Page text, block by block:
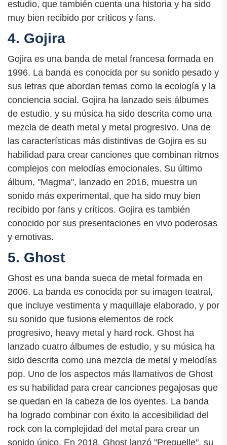
estudio, que también cuenta una historia y ha sido
muy bien recibido por críticos y fans.
4. Gojira
Gojira es una banda de metal francesa formada en
1996. La banda es conocida por su sonido pesado y
sus letras que abordan temas como la ecología y la
conciencia social. Gojira ha lanzado seis álbumes
de estudio, y su música ha sido descrita como una
mezcla de death metal y metal progresivo. Una de
las características más distintivas de Gojira es su
habilidad para crear canciones que combinan ritmos
complejos con melodías emocionales. Su último
álbum, "Magma", lanzado en 2016, muestra un
sonido más experimental, que ha sido muy bien
recibido por fans y críticos. Gojira es también
conocido por sus presentaciones en vivo poderosas
y emotivas.
5. Ghost
Ghost es una banda sueca de metal formada en
2006. La banda es conocida por su imagen teatral,
que incluye vestimenta y maquillaje elaborado, y por
su sonido que fusiona elementos de rock
progresivo, heavy metal y hard rock. Ghost ha
lanzado cuatro álbumes de estudio, y su música ha
sido descrita como una mezcla de metal y melodías
pop. Uno de los aspectos más llamativos de Ghost
es su habilidad para crear canciones pegajosas que
se quedan en la cabeza de los oyentes. La banda
ha logrado combinar con éxito la accesibilidad del
rock con la complejidad del metal para crear un
sonido único. En 2018, Ghost lanzó "Prequelle", su